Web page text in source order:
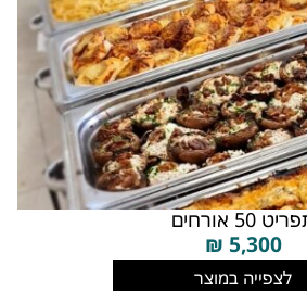
50 אורחים
5,300
₪
לצפייה במוצר